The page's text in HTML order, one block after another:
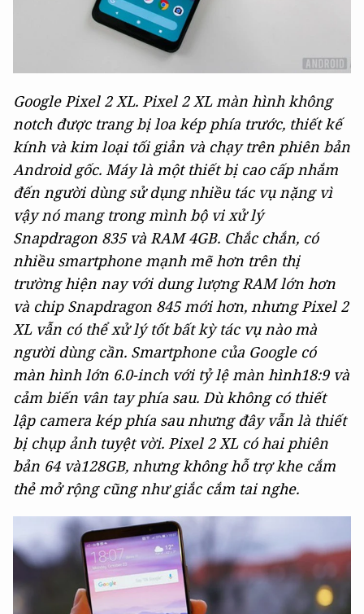
Google Pixel 2 XL. Pixel 2 XL màn hình không
notch được trang bị loa kép phía trước, thiết kế
kính và kim loại tối giản và chạy trên phiên bản
Android gốc. Máy là một thiết bị cao cấp nhắm
đến người dùng sử dụng nhiều tác vụ nặng vì
vậy nó mang trong mình bộ vi xử lý
Snapdragon 835 và RAM 4GB. Chắc chắn, có
nhiều smartphone mạnh mẽ hơn trên thị
trường hiện nay với dung lượng RAM lớn hơn
và chip Snapdragon 845 mới hơn, nhưng Pixel 2
XL vẫn có thể xử lý tốt bất kỳ tác vụ nào mà
người dùng cần. Smartphone của Google có
màn hình lớn 6.0-inch với tỷ lệ màn hình18:9 và
cảm biến vân tay phía sau. Dù không có thiết
lập camera kép phía sau nhưng đây vẫn là thiết
bị chụp ảnh tuyệt vời. Pixel 2 XL có hai phiên
bản 64 và128GB, nhưng không hỗ trợ khe cắm
thẻ mở rộng cũng như giắc cắm tai nghe.